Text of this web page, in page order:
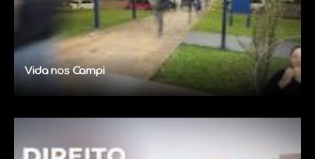
Vida nos Campi